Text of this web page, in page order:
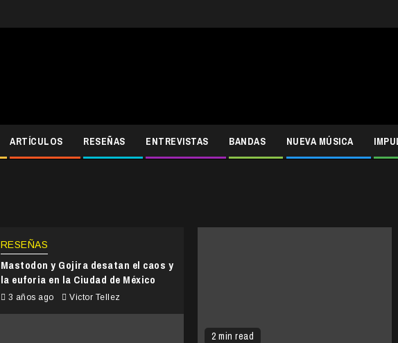
ARTÍCULOS RESEÑAS ENTREVISTAS BANDAS NUEVA MÚSICA
RESEÑAS
Mastodon y Gojira desatan el caos y
la euforia en la Ciudad de México
3 años ago Victor Tellez
2 min read